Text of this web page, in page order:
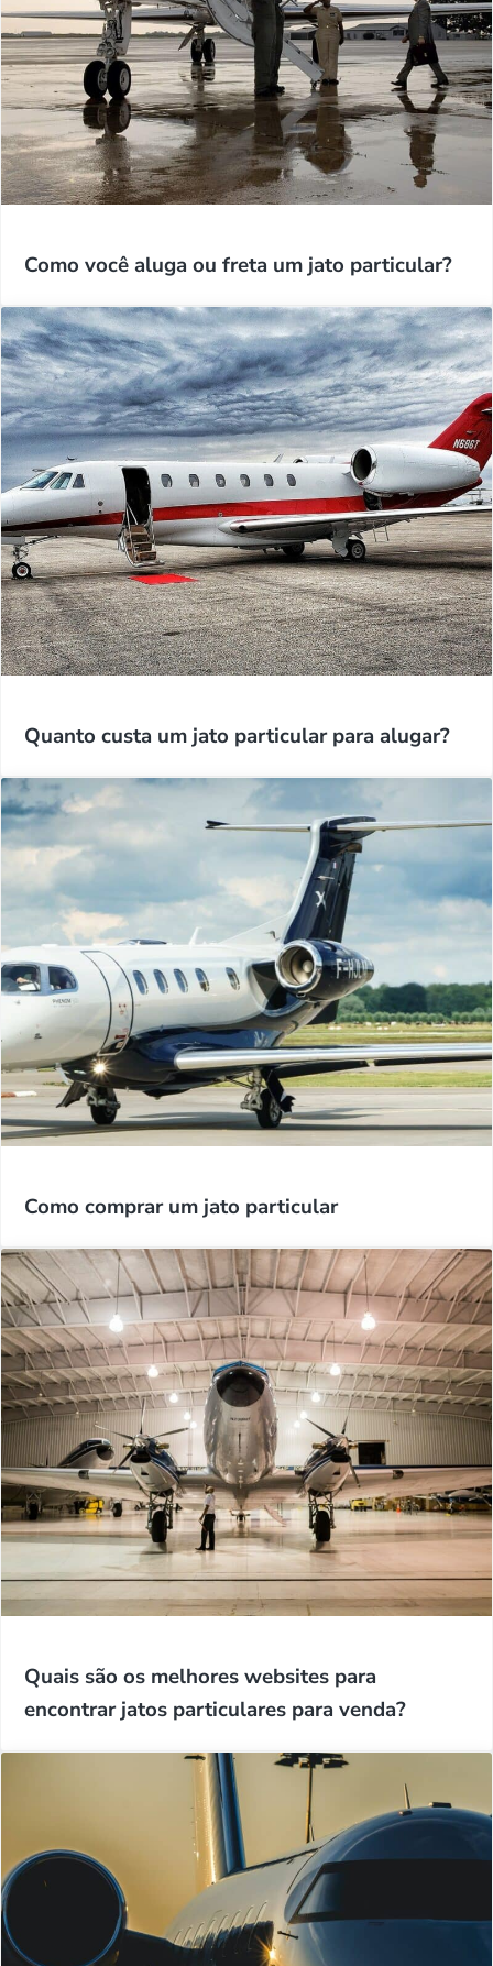
Como você aluga ou freta um jato particular?
Quanto custa um jato particular para alugar?
Como comprar um jato particular
Quais são os melhores websites para
encontrar jatos particulares para venda?